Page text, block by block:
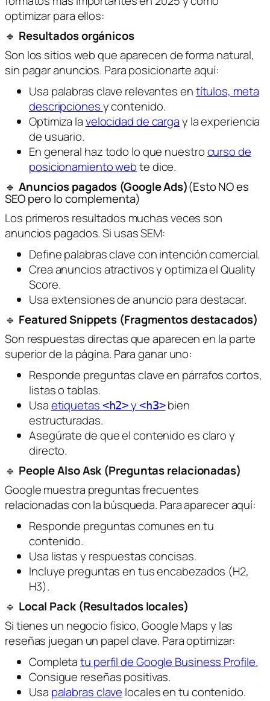
optimizar para ellos:
🔹 Resultados orgánicos
Son los sitios web que aparecen de forma natural,
sin pagar anuncios. Para posicionarte aquí:
Usa palabras clave relevantes entítulos, meta
descripcionesy contenido.
Optimiza lavelocidad de cargay la experiencia
de usuario.
En general haz todo lo que nuestrocurso de
posicionamiento webte dice.
🔹 Anuncios pagados (Google Ads)(Esto NO es
SEO pero lo complementa)
Los primeros resultados muchas veces son
anuncios pagados. Si usas SEM:
Define palabras clave con intención comercial.
Crea anuncios atractivos y optimiza el Quality
Score.
Usa extensiones de anuncio para destacar.
🔹 Featured Snippets (Fragmentos destacados)
Son respuestas directas que aparecen en la parte
superior de la página. Para ganar uno:
Responde preguntas clave en párrafos cortos,
listas o tablas.
Usaetiquetas <h2>y <h3>bien
estructuradas.
Asegúrate de que el contenido es claro y
directo.
🔹 People Also Ask (Preguntas relacionadas)
Google muestra preguntas frecuentes
relacionadas con la búsqueda. Para aparecer aquí:
Responde preguntas comunes en tu
contenido.
Usa listas y respuestas concisas.
Incluye preguntas en tus encabezados (H2,
H3).
🔹 Local Pack (Resultados locales)
Si tienes un negocio físico, Google Maps y las
reseñas juegan un papel clave. Para optimizar:
Completatu perfil de Google Business Profile.
Consigue reseñas positivas.
Usa palabras clave locales en tu contenido.